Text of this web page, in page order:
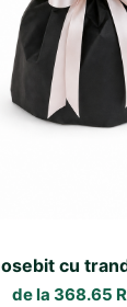
cu
de la 368.65